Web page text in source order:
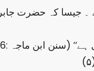
جیسا کہ حضرت
ابن ماجہ :1406،احمد)